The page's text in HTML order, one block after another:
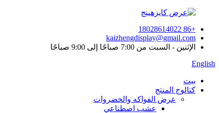
+86 18028614022
kaizhengdisplay@gmail.com
الإثنين - السبت من 7:00 صباحًا إلى 9:00 صباحًا
English
بيت
كتالوج المنتج
عرض الفواكه والخضروات
عشب اصطناعي